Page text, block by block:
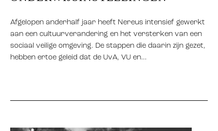
Afgelopen anderhalf jaar heeft Nereus intensief gewerkt
aan een cultuurverandering en het versterken van een
sociaal veilige omgeving. De stappen die daarin zijn gezet,
hebben ertoe geleid dat de UvA, VU en…